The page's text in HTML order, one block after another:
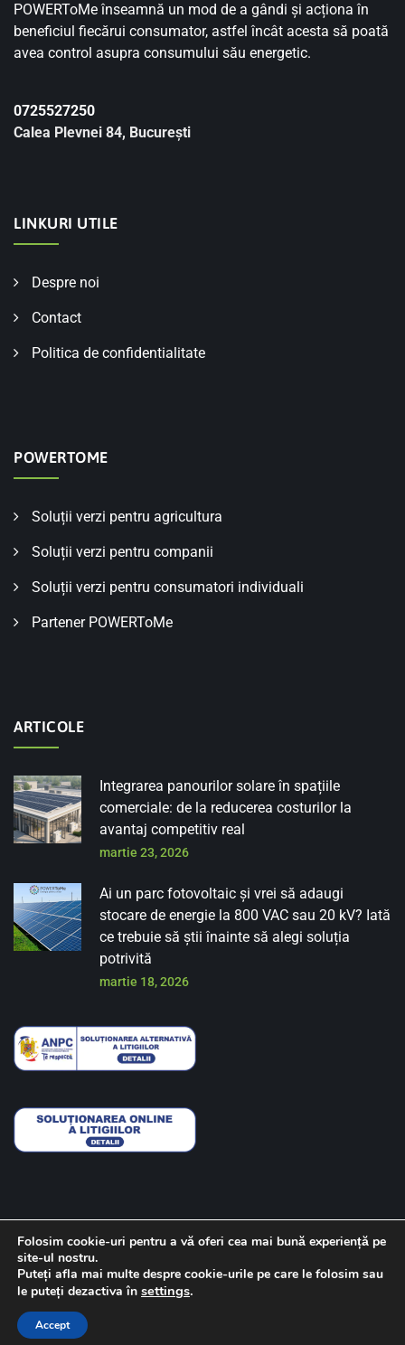
POWERToMe înseamnă un mod de a gândi și acționa în
beneficiul fiecărui consumator, astfel încât acesta să poată
avea control asupra consumului său energetic.
0725527250
Calea Plevnei 84, București
LINKURI UTILE
Despre noi
Contact
Politica de confidentialitate
POWERTOME
Soluții verzi pentru agricultura
Soluții verzi pentru companii
Soluții verzi pentru consumatori individuali
Partener POWERToMe
ARTICOLE
Integrarea panourilor solare în spațiile
comerciale: de la reducerea costurilor la
avantaj competitiv real
martie 23, 2026
Ai un parc fotovoltaic și vrei să adaugi
stocare de energie la 800 VAC sau 20 kV? Iată
ce trebuie să știi înainte să alegi soluția
potrivită
martie 18, 2026
Despre noi Contact Politica de confidentialitate
Folosim cookie-uri pentru a vă oferi cea mai bună experiență pe
site-ul nostru.
Puteți afla mai multe despre cookie-urile pe care le folosim sau
le puteți dezactiva în settings.
Accept